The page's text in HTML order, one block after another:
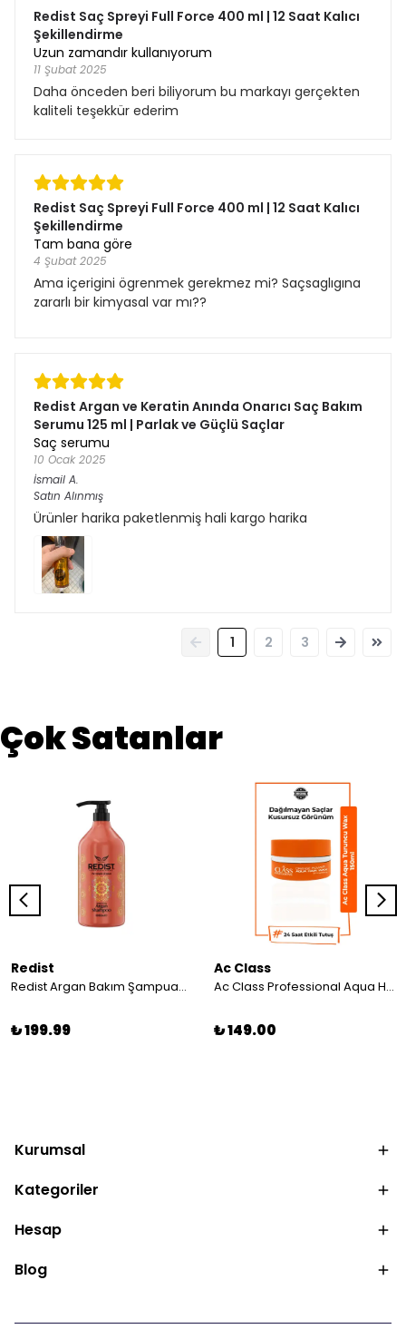
Redist Saç Spreyi Full Force 400 ml | 12 Saat Kalıcı
Şekillendirme
Uzun zamandır kullanıyorum
11 Şubat 2025
Daha önceden beri biliyorum bu markayı gerçekten
kaliteli teşekkür ederim
Redist Saç Spreyi Full Force 400 ml | 12 Saat Kalıcı
Şekillendirme
Tam bana göre
4 Şubat 2025
Ama içerigini ögrenmek gerekmez mi? Saçsaglıgına
zararlı bir kimyasal var mı??
Redist Argan ve Keratin Anında Onarıcı Saç Bakım
Serumu 125 ml | Parlak ve Güçlü Saçlar
Saç serumu
10 Ocak 2025
İsmail A.
Satın Alınmış
Ürünler harika paketlenmiş hali kargo harika
1 2 3
Çok Satanlar
Redist
Redist Argan Bakım Şampuanı 1000 ml | Canlandırıcı ve Güçlendirici Bakım
₺ 199.99
Ac Class
Ac Class Professional Aqua Hair Wax Turuncu Power 150 ml - Maksimum Kontrol & Şekillendirme
₺ 149.00
Kurumsal
Kategoriler
Hesap
Blog